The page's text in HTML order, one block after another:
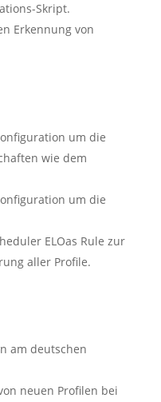
Skript.
Erkennung von
um die
wie dem
um die
ELOas Rule zur
aller Profile.
am deutschen
neuen Profilen bei